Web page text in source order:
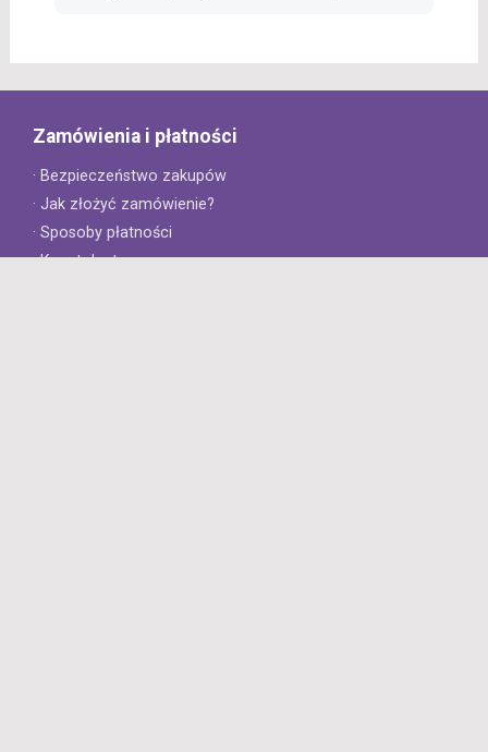
Zamówienia i płatności
· Bezpieczeństwo zakupów
· Jak złożyć zamówienie?
· Sposoby płatności
· Koszt dostawy